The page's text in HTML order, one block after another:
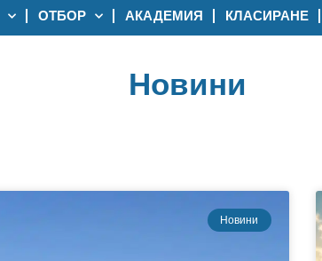
ОТБОР АКАДЕМИЯ КЛАСИРАНЕ
Новини
Новини